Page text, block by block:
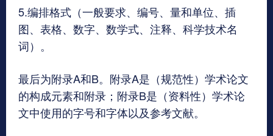
5.编排格式（一般要求、编号、量和单位、插
图、表格、数字、数学式、注释、科学技术名
词）。
最后为附录A和B。附录A是（规范性）学术论文
的构成元素和附录；附录B是（资料性）学术论
文中使用的字号和字体以及参考文献。